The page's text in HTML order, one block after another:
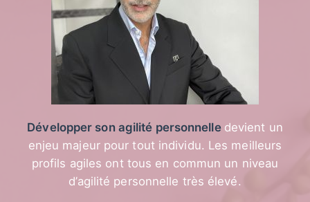
Développer son agilité personnelle devient un
enjeu majeur pour tout individu. Les meilleurs
profils agiles ont tous en commun un niveau
d’agilité personnelle très élevé.